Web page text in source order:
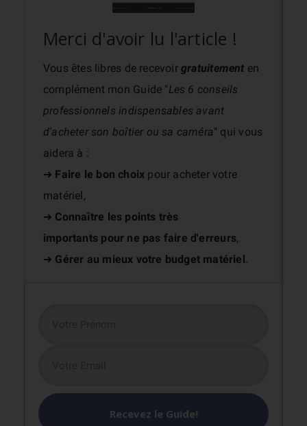
Merci d'avoir lu l'article !
Vous êtes libres de recevoirgratuitement en
complément mon Guide "Les 6 conseils
professionnels indispensables avant
d'acheter son boîtier ou sa caméra" qui vous
aidera à :
➜ Faire le bon choix pour acheter votre
matériel,
➜ Connaître les points très
importants pour ne pas faire d'erreurs,
➜ Gérer au mieux votre budget matériel.
Recevez le Guide!